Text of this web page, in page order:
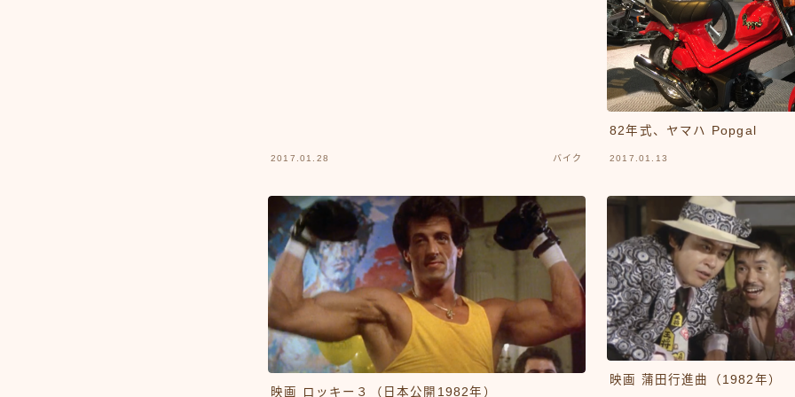
2017.01.28 バイク
82年式、ヤマハ Popgal
2017.01.13
映画 ロッキー３（日本公開1982年）
映画 蒲田行進曲（1982年）